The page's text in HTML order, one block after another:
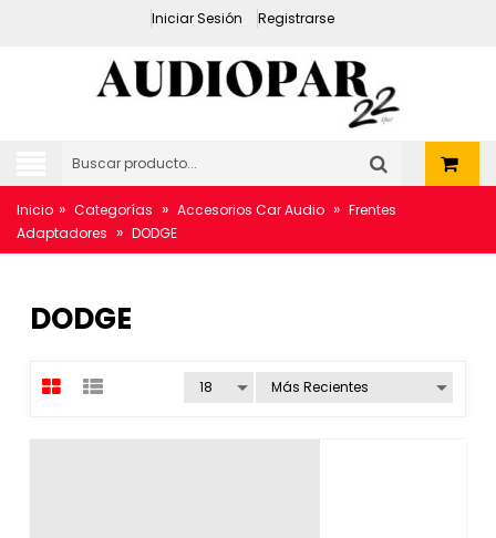
Iniciar Sesión Registrarse
Inicio » Categorías » Accesorios Car Audio » Frentes
Adaptadores » DODGE
DODGE